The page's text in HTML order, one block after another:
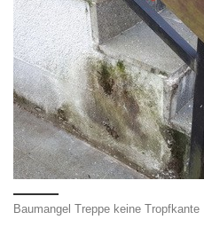
Baumangel Treppe keine Tropfkante